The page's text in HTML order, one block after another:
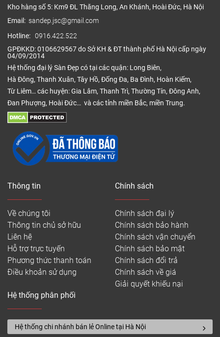
Kho hàng số 5: Km9 ĐL Thăng Long, An Khánh, Hoài Đức, Hà Nội
Email: sandep.jsc@gmail.com
Hotline: 0916.422.522
GPĐKKD: 0106629567 do Sở KH & ĐT thành phố Hà Nội cấp ngày
04/09/2014
Hệ thống đại lý Sàn Đẹp có tại các quận: Long Biên,
Hà Đông, Thanh Xuân, Tây Hồ, Đống Đa, Ba Đình, Hoàn Kiếm,
Từ Liêm… các huyện: Gia Lâm, Thanh Trì, Thường Tín, Đông Anh,
Đan Phượng, Hoài Đức… và các tỉnh miền Bắc, miền Trung.
Thông tin
Về chúng tôi
Thông tin chủ sở hữu
Liên hệ
Hỗ trợ trực tuyến
Phương thức thanh toán
Điều khoản sử dụng
Chính sách
Chính sách đại lý
Chính sách bảo hành
Chính sách vận chuyển
Chính sách bảo mật
Chính sách đổi trả
Chính sách về giá
Giải quyết khiếu nại
Hệ thống phân phối
Hệ thống chi nhánh bán lẻ Online tại Hà Nội